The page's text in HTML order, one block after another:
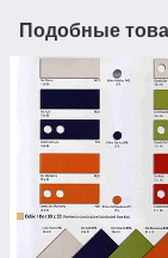
Подобные